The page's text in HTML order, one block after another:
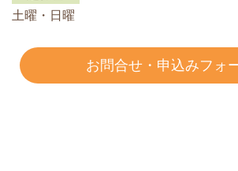
土曜・日曜
お問合せ・申込みフォ